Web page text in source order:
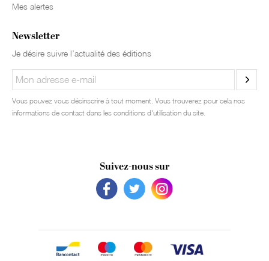
Mes alertes
Newsletter
Je désire suivre l’actualité des éditions
Vous pouvez vous désinscrire à tout moment. Vous trouverez pour cela nos
informations de contact dans les conditions d'utilisation du site.
Suivez-nous sur